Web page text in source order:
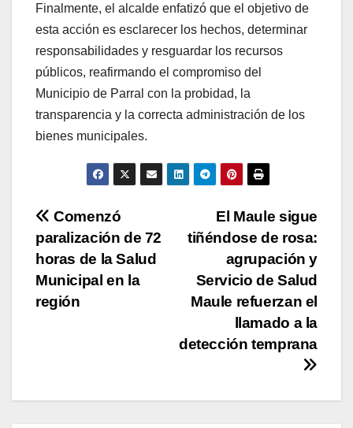
Finalmente, el alcalde enfatizó que el objetivo de
esta acción es esclarecer los hechos, determinar
responsabilidades y resguardar los recursos
públicos, reafirmando el compromiso del
Municipio de Parral con la probidad, la
transparencia y la correcta administración de los
bienes municipales.
Navegación
de
entradas
El Maule sigue
tiñéndose de rosa:
agrupación y
Servicio de Salud
Maule refuerzan el
llamado a la
detección temprana
Comenzó
paralización de 72
horas de la Salud
Municipal en la
región